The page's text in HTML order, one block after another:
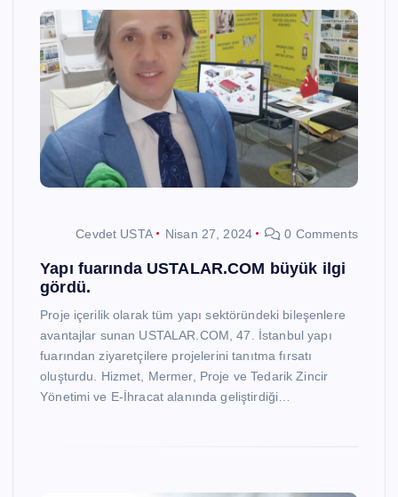
Cevdet USTA Nisan 27, 2024 0 Comments
Yapı fuarında USTALAR.COM büyük ilgi
gördü.
Proje içerilik olarak tüm yapı sektöründeki bileşenlere
avantajlar sunan USTALAR.COM, 47. İstanbul yapı
fuarından ziyaretçilere projelerini tanıtma fırsatı
oluşturdu. Hizmet, Mermer, Proje ve Tedarik Zincir
Yönetimi ve E-İhracat alanında geliştirdiği…